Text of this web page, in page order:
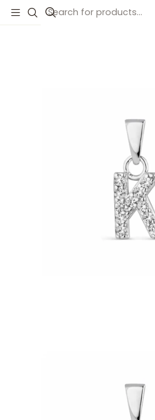
Inicio Catálogo Colgante inicial